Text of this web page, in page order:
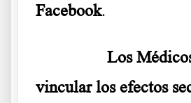
Facebook.
Los
vincular los efectos